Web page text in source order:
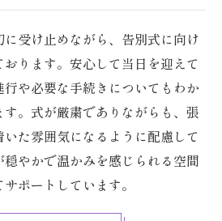
受け止めながら、告別式に向け
ります。安心して当日を迎えて
や必要な手続きについてもわか
す。式が厳粛でありながらも、張
いた雰囲気になるように配慮して
やかで温かみを感じられる空間
ポートしています。